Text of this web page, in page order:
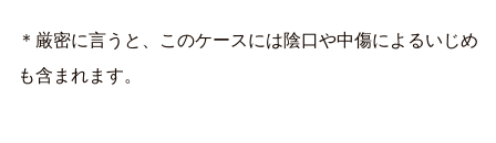
＊厳密に言うと、このケースには陰口や中傷によるいじめ
も含まれます。